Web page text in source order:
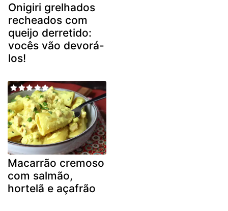
Onigiri grelhados
recheados com
queijo derretido:
vocês vão devorá-
los!
Macarrão cremoso
com salmão,
hortelã e açafrão